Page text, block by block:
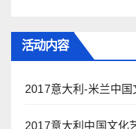
活动内容
2017意大利-米兰中
2017意大利中国文化